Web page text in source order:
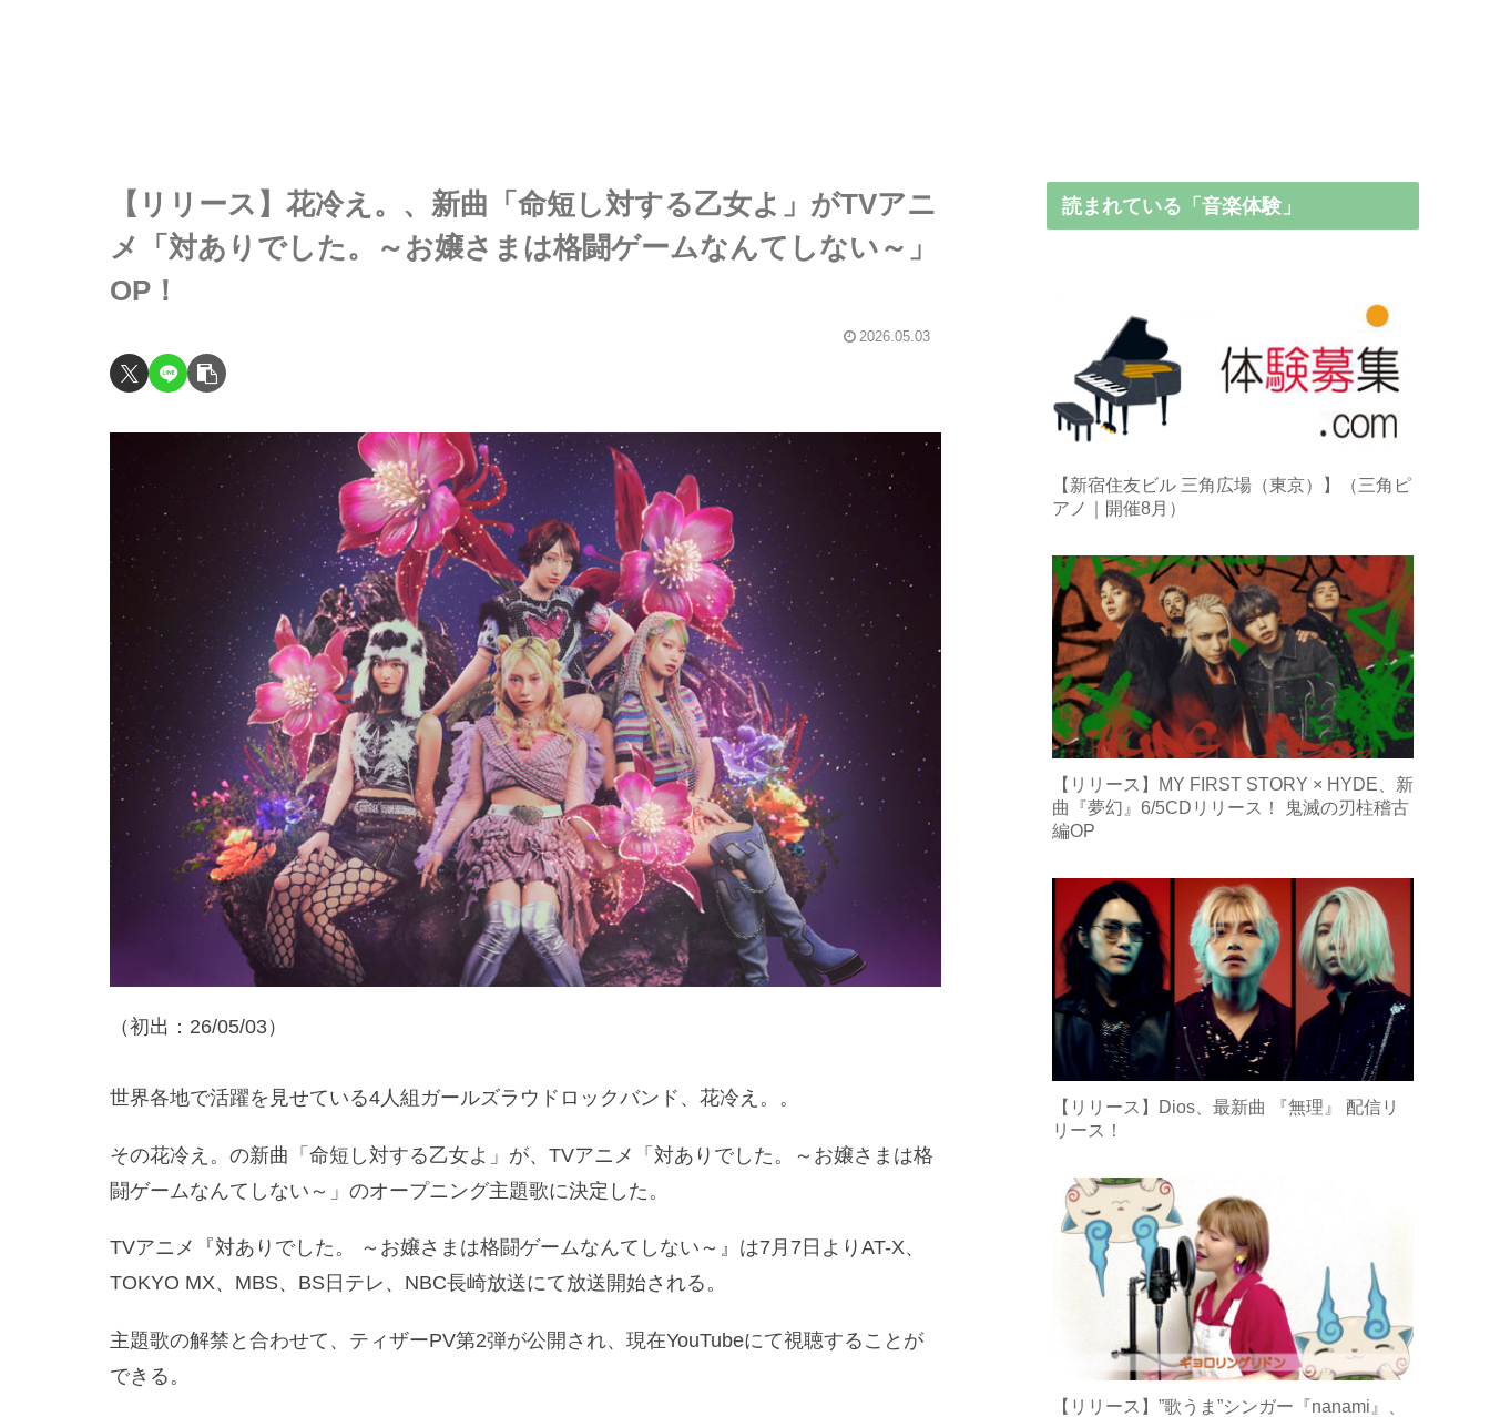
【リリース】花冷え。、新曲「命短し対する乙女よ」がTVアニ
メ「対ありでした。～お嬢さまは格闘ゲームなんてしない～」
OP！
2026.05.03
（初出：26/05/03）
世界各地で活躍を見せている4人組ガールズラウドロックバンド、花冷え。。
その花冷え。の新曲「命短し対する乙女よ」が、TVアニメ「対ありでした。～お嬢さまは格
闘ゲームなんてしない～」のオープニング主題歌に決定した。
TVアニメ『対ありでした。 ～お嬢さまは格闘ゲームなんてしない～』は7月7日よりAT-X、
TOKYO MX、MBS、BS日テレ、NBC長崎放送にて放送開始される。
主題歌の解禁と合わせて、ティザーPV第2弾が公開され、現在YouTubeにて視聴することが
できる。
読まれている「音楽体験」
【新宿住友ビル 三角広場（東京）】（三角ピ
アノ｜開催8月）
【リリース】MY FIRST STORY × HYDE、新
曲『夢幻』6/5CDリリース！ 鬼滅の刃柱稽古
編OP
【リリース】Dios、最新曲 『無理』 配信リ
リース！
【リリース】”歌うま”シンガー『nanami』、